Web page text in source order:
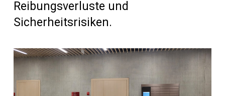
Reibungsverluste und
Sicherheitsrisiken.